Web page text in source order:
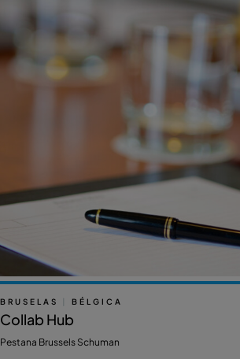
BRUSELAS BÉLGICA
Collab Hub
Pestana Brussels Schuman